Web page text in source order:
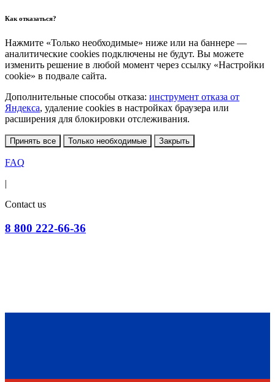
Как отказаться?
Нажмите «Только необходимые» ниже или на баннере —
аналитические cookies подключены не будут. Вы можете
изменить решение в любой момент через ссылку «Настройки
cookie» в подвале сайта.
Дополнительные способы отказа: инструмент отказа от
Яндекса, удаление cookies в настройках браузера или
расширения для блокировки отслеживания.
Принять все Только необходимые Закрыть
FAQ
|
Contact us
8 800 222-66-36